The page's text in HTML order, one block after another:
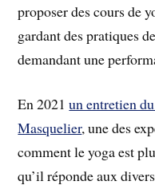
proposer des cours de
gardant des pratiques
demandant une
En 2021un entretien
Masquelier, une des
comment le yoga est
qu’il réponde aux